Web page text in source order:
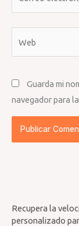
Guarda mi
navegador para
Recupera la
personalizado